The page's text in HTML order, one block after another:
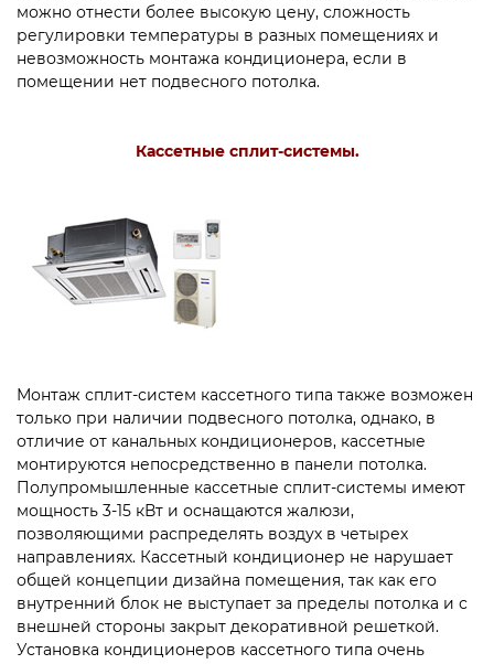
можно отнести более высокую цену, сложность
регулировки температуры в разных помещениях и
невозможность монтажа кондиционера, если в
помещении нет подвесного потолка.
Кассетные сплит-системы.
Монтаж сплит-систем кассетного типа также возможен
только при наличии подвесного потолка, однако, в
отличие от канальных кондиционеров, кассетные
монтируются непосредственно в панели потолка.
Полупромышленные кассетные сплит-системы имеют
мощность 3-15 кВт и оснащаются жалюзи,
позволяющими распределять воздух в четырех
направлениях. Кассетный кондиционер не нарушает
общей концепции дизайна помещения, так как его
внутренний блок не выступает за пределы потолка и с
внешней стороны закрыт декоративной решеткой.
Установка кондиционеров кассетного типа очень